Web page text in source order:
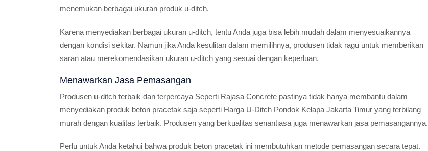
menemukan berbagai ukuran produk u-ditch.
Karena menyediakan berbagai ukuran u-ditch, tentu Anda juga bisa lebih mudah dalam menyesuaikannya
dengan kondisi sekitar. Namun jika Anda kesulitan dalam memilihnya, produsen tidak ragu untuk memberikan
saran atau merekomendasikan ukuran u-ditch yang sesuai dengan keperluan.
Menawarkan Jasa Pemasangan
Produsen u-ditch terbaik dan terpercaya Seperti Rajasa Concrete pastinya tidak hanya membantu dalam
menyediakan produk beton pracetak saja seperti Harga U-Ditch Pondok Kelapa Jakarta Timur yang terbilang
murah dengan kualitas terbaik. Produsen yang berkualitas senantiasa juga menawarkan jasa pemasangannya.
Perlu untuk Anda ketahui bahwa produk beton pracetak ini membutuhkan metode pemasangan secara tepat.